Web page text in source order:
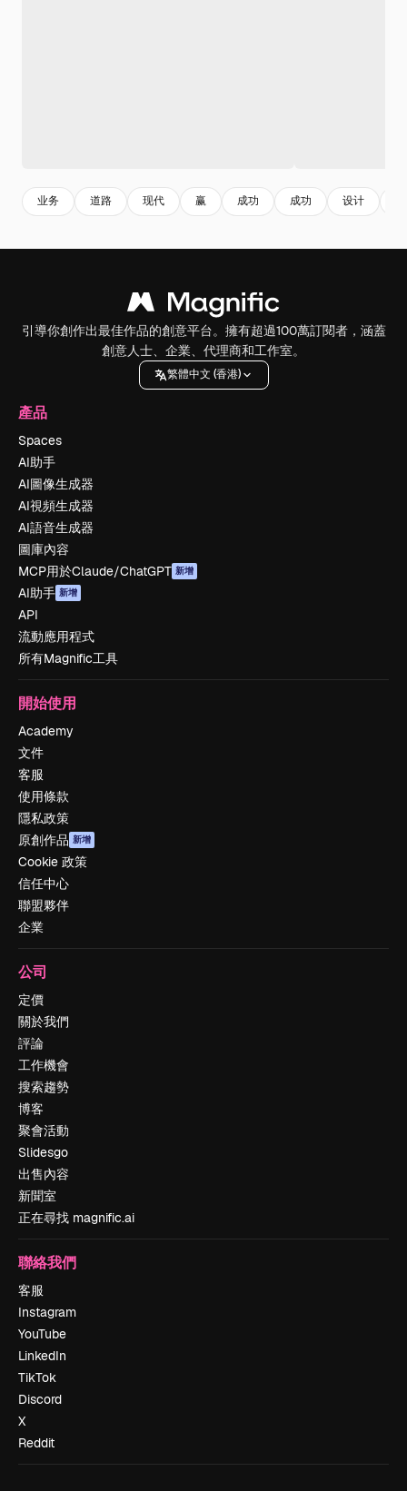
业务 道路 现代 赢 成功 成功 设计
引導你創作出最佳作品的創意平台。擁有超過100萬訂閱者，涵蓋
創意人士、企業、代理商和工作室。
繁體中文 (香港)
產品
Spaces
AI助手
AI圖像生成器
AI視頻生成器
AI語音生成器
圖庫內容
MCP用於Claude/ChatGPT 新增
AI助手 新增
API
流動應用程式
所有Magnific工具
開始使用
Academy
文件
客服
使用條款
隱私政策
原創作品 新增
Cookie 政策
信任中心
聯盟夥伴
企業
公司
定價
關於我們
評論
工作機會
搜索趨勢
博客
聚會活動
Slidesgo
出售內容
新聞室
正在尋找 magnific.ai
聯絡我們
客服
Instagram
YouTube
LinkedIn
TikTok
Discord
X
Reddit